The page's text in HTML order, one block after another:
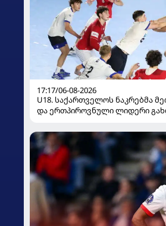
17:17/06-08-2026
U18. საქართველოს ნაკრებმა
და ერთპიროვნული ლიდერი